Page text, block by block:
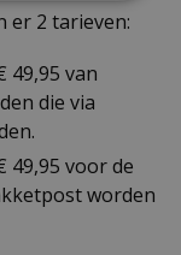
er 2 tarieven:
49,95 van
die via
49,95 voor de
worden